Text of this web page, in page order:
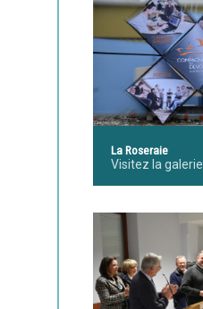
La Roseraie
Visitez la galerie